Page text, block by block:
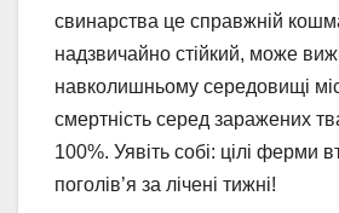
свинарства це справжній
надзвичайно стійкий, може
навколишньому середовищі
смертність серед заражених
100%. Уявіть собі: цілі ферми
поголів’я за лічені тижні!